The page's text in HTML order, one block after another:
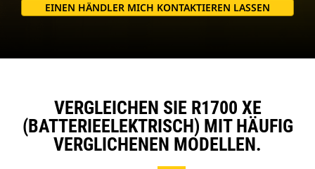
EINEN HÄNDLER MICH KONTAKTIEREN LASSEN
VERGLEICHEN SIE R1700 XE
(BATTERIEELEKTRISCH) MIT HÄUFIG
VERGLICHENEN MODELLEN.